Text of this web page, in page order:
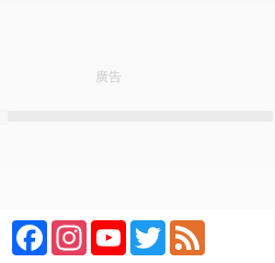
廣告
FacebookInstagramYouTubeTwitterFeed